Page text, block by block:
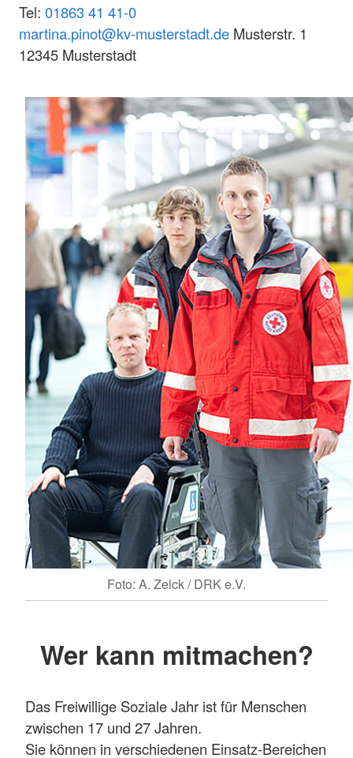
Tel: 01863 41 41-0
martina.pinot@kv-musterstadt.de Musterstr. 1
12345 Musterstadt
Foto: A. Zelck / DRK e.V.
Wer kann mitmachen?
Das Freiwillige Soziale Jahr ist für Menschen
zwischen 17 und 27 Jahren.
Sie können in verschiedenen Einsatz-Bereichen